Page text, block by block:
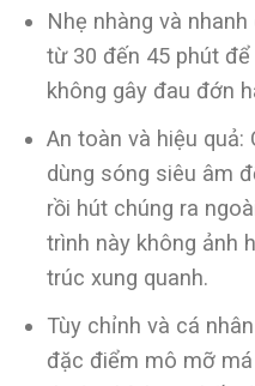
Nhẹ nhàng và
từ 30 đến 45 phút
không gây đau đớn
An toàn và hiệu quả:
dùng sóng siêu âm
rồi hút chúng ra
trình này không ảnh
trúc xung quanh.
Tùy chỉnh và cá
đặc điểm mô mỡ